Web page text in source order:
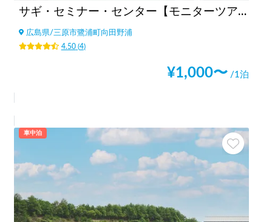
サギ・セミナー・センター【モニターツアー2021年1月終了】
広島県/ 三原市鷺浦町向田野浦
4.50(4)
¥1,000〜 /1泊
車中泊